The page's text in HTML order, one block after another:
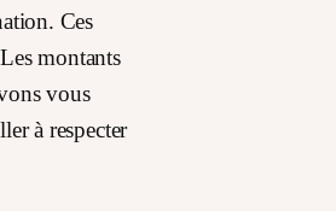
Ces
montants
vous
à respecter